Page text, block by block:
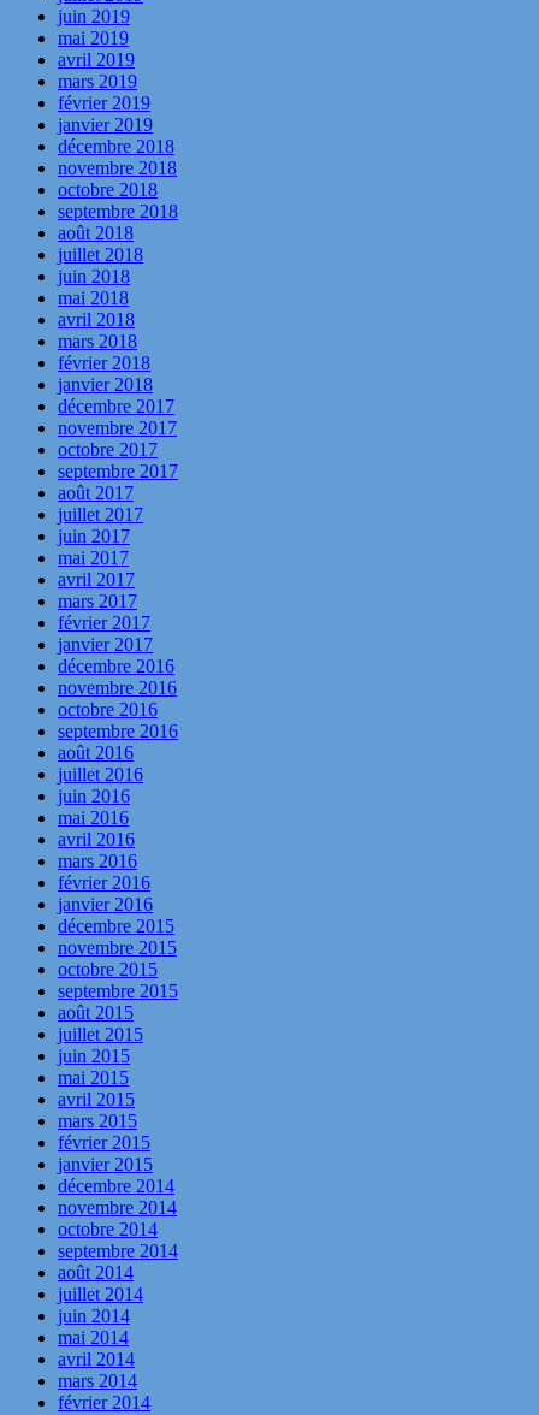
juin 2019
mai 2019
avril 2019
mars 2019
février 2019
janvier 2019
décembre 2018
novembre 2018
octobre 2018
septembre 2018
août 2018
juillet 2018
juin 2018
mai 2018
avril 2018
mars 2018
février 2018
janvier 2018
décembre 2017
novembre 2017
octobre 2017
septembre 2017
août 2017
juillet 2017
juin 2017
mai 2017
avril 2017
mars 2017
février 2017
janvier 2017
décembre 2016
novembre 2016
octobre 2016
septembre 2016
août 2016
juillet 2016
juin 2016
mai 2016
avril 2016
mars 2016
février 2016
janvier 2016
décembre 2015
novembre 2015
octobre 2015
septembre 2015
août 2015
juillet 2015
juin 2015
mai 2015
avril 2015
mars 2015
février 2015
janvier 2015
décembre 2014
novembre 2014
octobre 2014
septembre 2014
août 2014
juillet 2014
juin 2014
mai 2014
avril 2014
mars 2014
février 2014